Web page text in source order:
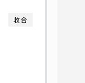
收合